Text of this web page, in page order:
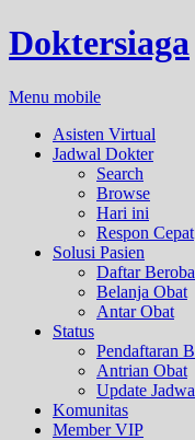
Doktersiaga
Menu mobile
Asisten Virtual
Jadwal Dokter
Search
Browse
Hari ini
Respon Cepat
Solusi Pasien
Daftar
Belanja Obat
Antar Obat
Status
Pendaftaran
Antrian Obat
Update
Komunitas
Member VIP